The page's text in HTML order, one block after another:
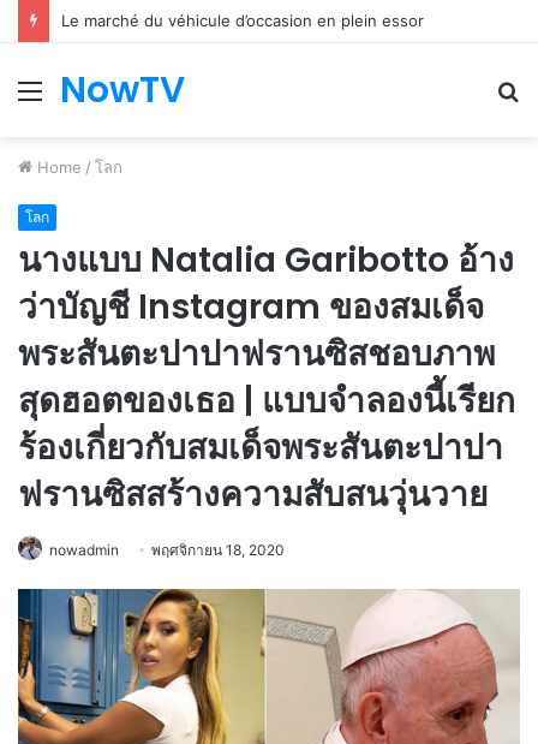
Le marché du véhicule d’occasion en plein essor
Menu
NowTV
Home / โลก
โลก
นางแบบ Natalia Garibotto อ้าง
ว่าบัญชี Instagram ของสมเด็จ
พระสันตะปาปาฟรานซิสชอบภาพ
สุดฮอตของเธอ | แบบจำลองนี้เรียก
ร้องเกี่ยวกับสมเด็จพระสันตะปาปา
ฟรานซิสสร้างความสับสนวุ่นวาย
nowadmin พฤศจิกายน 18, 2020